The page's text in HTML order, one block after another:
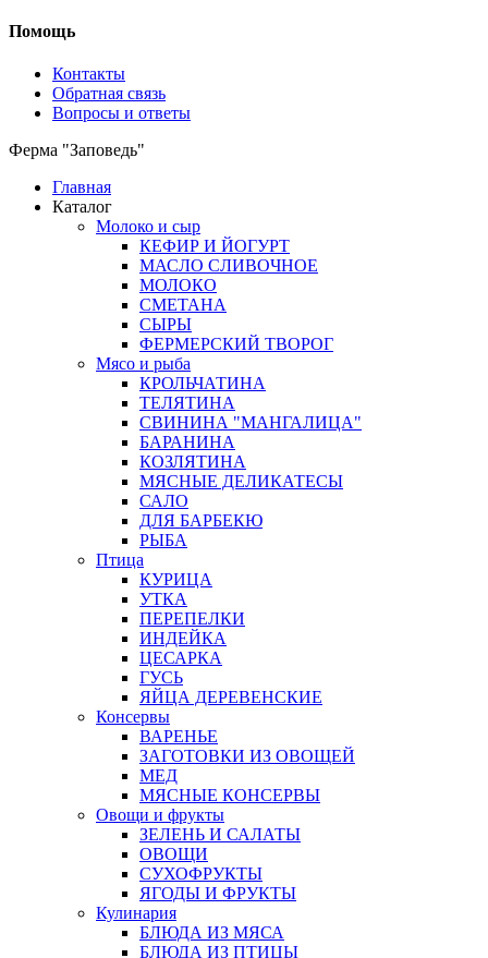
Помощь
Контакты
Обратная связь
Вопросы и ответы
Ферма "Заповедь"
Главная
Каталог
Молоко и сыр
КЕФИР И ЙОГУРТ
МАСЛО СЛИВОЧНОЕ
МОЛОКО
СМЕТАНА
СЫРЫ
ФЕРМЕРСКИЙ ТВОРОГ
Мясо и рыба
КРОЛЬЧАТИНА
ТЕЛЯТИНА
СВИНИНА "МАНГАЛИЦА"
БАРАНИНА
КОЗЛЯТИНА
МЯСНЫЕ ДЕЛИКАТЕСЫ
САЛО
ДЛЯ БАРБЕКЮ
РЫБА
Птица
КУРИЦА
УТКА
ПЕРЕПЕЛКИ
ИНДЕЙКА
ЦЕСАРКА
ГУСЬ
ЯЙЦА ДЕРЕВЕНСКИЕ
Консервы
ВАРЕНЬЕ
ЗАГОТОВКИ ИЗ ОВОЩЕЙ
МЕД
МЯСНЫЕ КОНСЕРВЫ
Овощи и фрукты
ЗЕЛЕНЬ И САЛАТЫ
ОВОЩИ
СУХОФРУКТЫ
ЯГОДЫ И ФРУКТЫ
Кулинария
БЛЮДА ИЗ МЯСА
БЛЮДА ИЗ ПТИЦЫ